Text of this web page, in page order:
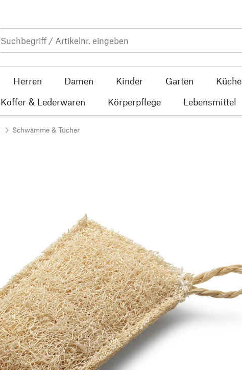
Herren Damen Kinder Garten Küche
Koffer & Lederwaren Körperpflege Lebensmittel
Schwämme & Tücher